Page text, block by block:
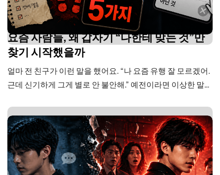
요즘 사람들, 왜 갑자기 “나한테 맞는 것”만
찾기 시작했을까
얼마 전 친구가 이런 말을 했어요. “나 요즘 유행 잘 모르겠어.
근데 신기하게 그게 별로 안 불안해.” 예전이라면 이상한 말이
는 거 사봤다가 안 맞아서 서랍 속에 처박아둔 적, 다들 한 번
씩 있지 않으세요? 아니면 모두가 난리 치는 맛집 가봤는데
“이게 왜 유명하지?” 싶었던…